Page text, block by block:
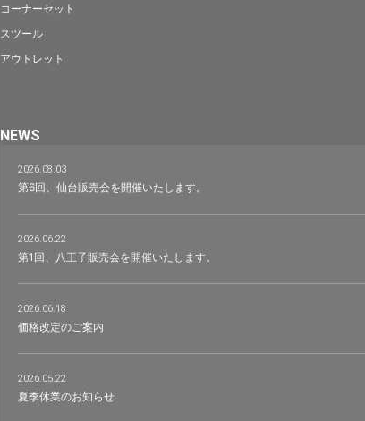
コーナーセット
スツール
アウトレット
NEWS
2026.08.03
第6回、仙台販売会を開催いたします。
2026.06.22
第1回、八王子販売会を開催いたします。
2026.06.18
価格改定のご案内
2026.05.22
夏季休業のお知らせ